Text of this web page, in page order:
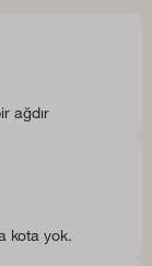
ağdır
kota yok.